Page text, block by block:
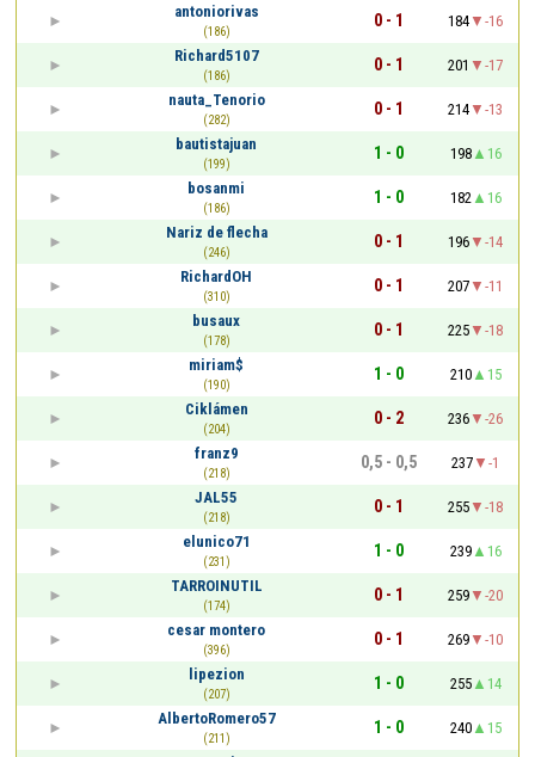
antoniorivas
(186)
0 - 1 184
-16
Richard5107
(186)
0 - 1 201
-17
nauta_Tenorio
(282)
0 - 1 214
-13
bautistajuan
(199)
1 - 0 198
16
bosanmi
(186)
1 - 0 182
16
Nariz de flecha
(246)
0 - 1 196
-14
RichardOH
(310)
0 - 1 207
-11
busaux
(178)
0 - 1 225
-18
miriam$
(190)
1 - 0 210
15
Ciklámen
(204)
0 - 2 236
-26
franz9
(218)
0,5 - 0,5 237
-1
JAL55
(218)
0 - 1 255
-18
elunico71
(231)
1 - 0 239
16
TARROINUTIL
(174)
0 - 1 259
-20
cesar montero
(396)
0 - 1 269
-10
lipezion
(207)
1 - 0 255
14
AlbertoRomero57
(211)
1 - 0 240
15